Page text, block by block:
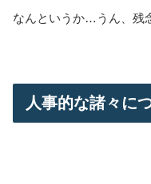
なんというか…うん、残
人事的な諸々に